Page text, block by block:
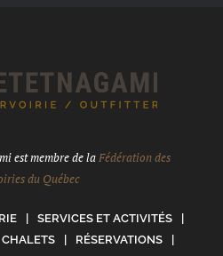
est membre de la Fédération des
du Québec
SERVICES ET ACTIVITÉS
CHALETS
RÉSERVATIONS